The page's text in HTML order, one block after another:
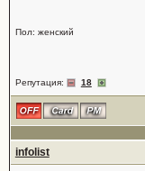
Пол: женский
Репутация: 18
infolist